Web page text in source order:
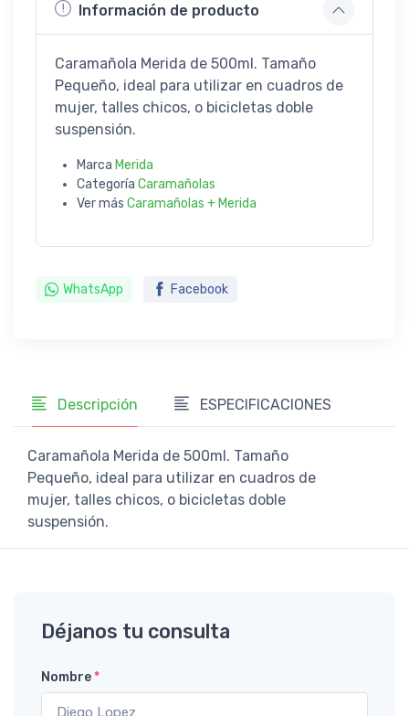
Información de producto
Caramañola Merida de 500ml. Tamaño
Pequeño, ideal para utilizar en cuadros de
mujer, talles chicos, o bicicletas doble
suspensión.
Marca Merida
Categoría Caramañolas
Ver más Caramañolas + Merida
WhatsApp Facebook
Descripción ESPECIFICACIONES
Caramañola Merida de 500ml. Tamaño
Pequeño, ideal para utilizar en cuadros de
mujer, talles chicos, o bicicletas doble
suspensión.
Déjanos tu consulta
Nombre*